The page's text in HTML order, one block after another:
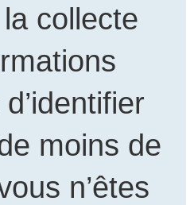
collecte
moins de
n’êtes